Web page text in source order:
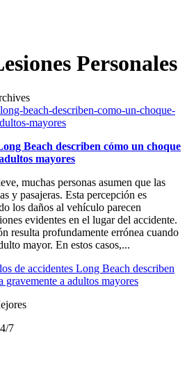
Personales
Beach describen cómo un choque
mayores
muchas personas asumen que las
y pasajeras. Esta percepción es
los daños al vehículo parecen
evidentes en el lugar del accidente.
resulta profundamente errónea cuando
mayor. En estos casos,...
de accidentes Long Beach describen
gravemente a adultos mayores
7